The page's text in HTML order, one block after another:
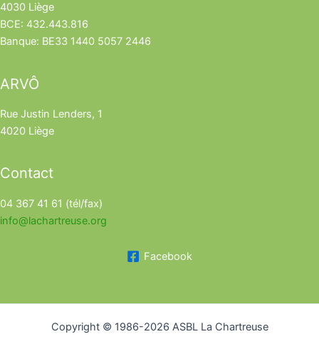
4030 Liège
BCE: 432.443.816
Banque: BE33 1440 5057 2446
ARVÔ
Rue Justin Lenders, 1
4020 Liège
Contact
04 367 41 61 (tél/fax)
info@lachartreuse.org
Facebook
Copyright © 1986-2026 ASBL La Chartreuse